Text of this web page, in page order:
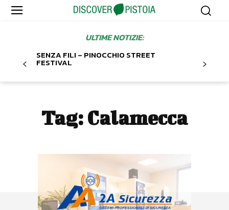
ULTIME NOTIZIE:
SENZA FILI – PINOCCHIO STREET
FESTIVAL
Tag: Calamecca